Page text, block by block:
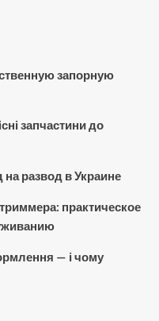
запорную
запчастини до
развод в Украине
практическое
— і чому